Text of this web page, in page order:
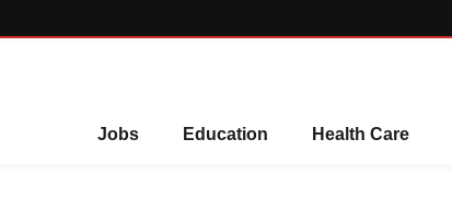
Jobs Education Health Care